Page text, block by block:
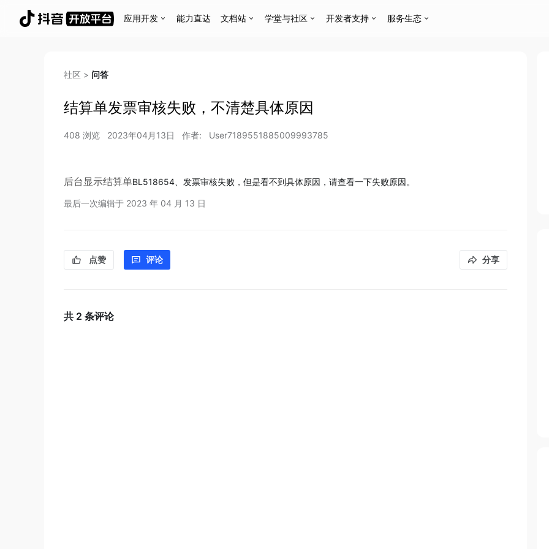
应用开发 能力直达 文档站 学堂与社区 开发者支持 服务生态
社区 > 问答
结算单发票审核失败，不清楚具体原因
408 浏览 2023年04月13日 作者: User7189551885009993785
后台显示结算单BL518654、发票审核失败，但是看不到具体原因，请查看一下失败原因。
最后一次编辑于 2023 年 04 月 13 日
点赞 评论 分享
共 2 条评论